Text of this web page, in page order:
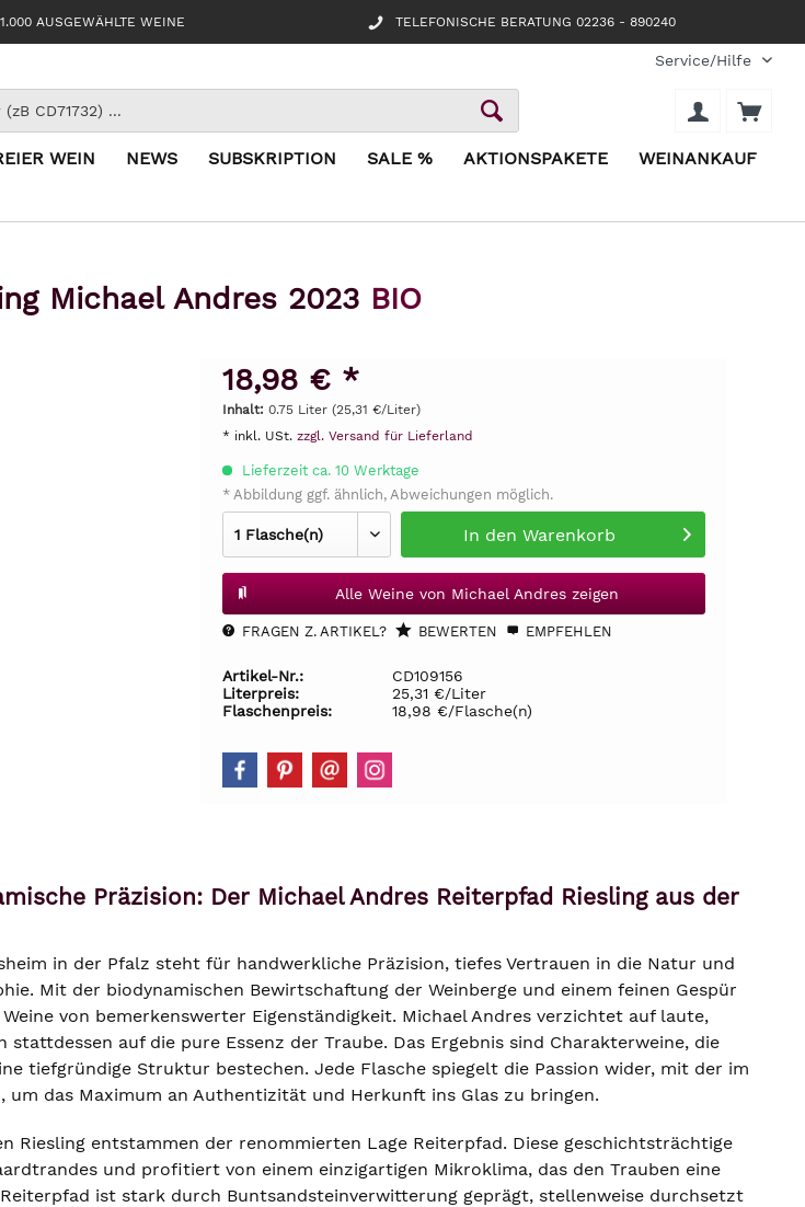
AUSGEWÄHLTE WEINE TELEFONISCHE BERATUNG 02236 - 890240
Service/Hilfe
WEIN NEWS SUBSKRIPTION SALE % AKTIONSPAKETE WEINANKAUF
Michael Andres 2023 BIO
18,98 € *
Inhalt: 0.75 Liter (25,31 €/Liter)
* inkl. USt. zzgl. Versand für Lieferland
Lieferzeit ca. 10 Werktage
* Abbildung ggf. ähnlich, Abweichungen möglich.
In den Warenkorb
Alle Weine von Michael Andres zeigen
FRAGEN Z. ARTIKEL? BEWERTEN EMPFEHLEN
Artikel-Nr.:
CD109156
Literpreis:
25,31 €/Liter
Flaschenpreis:
18,98 €/Flasche(n)
Präzision: Der Michael Andres Reiterpfad Riesling aus der
in der Pfalz steht für handwerkliche Präzision, tiefes Vertrauen in die Natur und
Mit der biodynamischen Bewirtschaftung der Weinberge und einem feinen Gespür
von bemerkenswerter Eigenständigkeit. Michael Andres verzichtet auf laute,
auf die pure Essenz der Traube. Das Ergebnis sind Charakterweine, die
tiefgründige Struktur bestechen. Jede Flasche spiegelt die Passion wider, mit der im
um das Maximum an Authentizität und Herkunft ins Glas zu bringen.
Riesling entstammen der renommierten Lage Reiterpfad. Diese geschichtsträchtige
und profitiert von einem einzigartigen Mikroklima, das den Trauben eine
ist stark durch Buntsandsteinverwitterung geprägt, stellenweise durchsetzt